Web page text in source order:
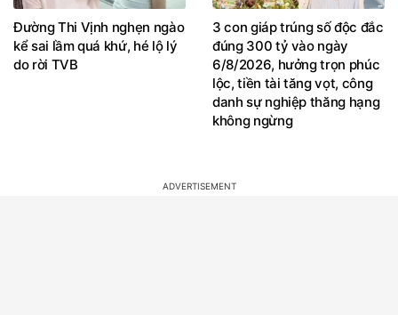
Đường Thi Vịnh nghẹn ngào
kể sai lầm quá khứ, hé lộ lý
do rời TVB
3 con giáp trúng số độc đắc
đúng 300 tỷ vào ngày
6/8/2026, hưởng trọn phúc
lộc, tiền tài tăng vọt, công
danh sự nghiệp thăng hạng
không ngừng